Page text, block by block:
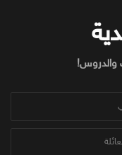
والدروس!